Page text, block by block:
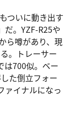
ついに動き出す
だ。YZF-R25や
ら噂があり、現
。トレーサー
は700似。ベー
た倒立フォー
ァイナルになっ